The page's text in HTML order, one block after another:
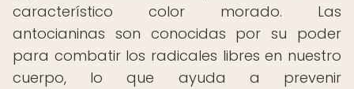
característico color morado. Las
antocianinas son conocidas por su poder
para combatir los radicales libres en nuestro
cuerpo, lo que ayuda a prevenir